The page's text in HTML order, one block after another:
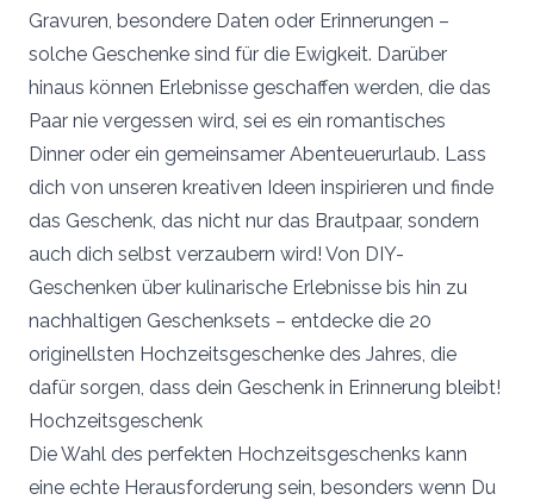
Gravuren, besondere Daten oder Erinnerungen –
solche Geschenke sind für die Ewigkeit. Darüber
hinaus können Erlebnisse geschaffen werden, die das
Paar nie vergessen wird, sei es ein romantisches
Dinner oder ein gemeinsamer Abenteuerurlaub. Lass
dich von unseren kreativen Ideen inspirieren und finde
das Geschenk, das nicht nur das Brautpaar, sondern
auch dich selbst verzaubern wird! Von DIY-
Geschenken über kulinarische Erlebnisse bis hin zu
nachhaltigen Geschenksets – entdecke die 20
originellsten Hochzeitsgeschenke des Jahres, die
dafür sorgen, dass dein Geschenk in Erinnerung bleibt!
Hochzeitsgeschenk
Die Wahl des perfekten Hochzeitsgeschenks kann
eine echte Herausforderung sein, besonders wenn Du